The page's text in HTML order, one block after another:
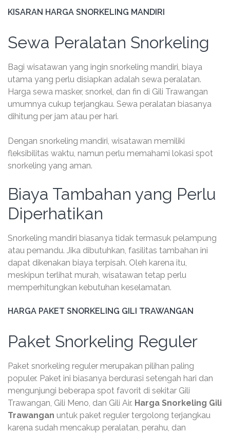
KISARAN HARGA SNORKELING MANDIRI
Sewa Peralatan Snorkeling
Bagi wisatawan yang ingin snorkeling mandiri, biaya
utama yang perlu disiapkan adalah sewa peralatan.
Harga sewa masker, snorkel, dan fin di Gili Trawangan
umumnya cukup terjangkau. Sewa peralatan biasanya
dihitung per jam atau per hari.
Dengan snorkeling mandiri, wisatawan memiliki
fleksibilitas waktu, namun perlu memahami lokasi spot
snorkeling yang aman.
Biaya Tambahan yang Perlu
Diperhatikan
Snorkeling mandiri biasanya tidak termasuk pelampung
atau pemandu. Jika dibutuhkan, fasilitas tambahan ini
dapat dikenakan biaya terpisah. Oleh karena itu,
meskipun terlihat murah, wisatawan tetap perlu
memperhitungkan kebutuhan keselamatan.
HARGA PAKET SNORKELING GILI TRAWANGAN
Paket Snorkeling Reguler
Paket snorkeling reguler merupakan pilihan paling
populer. Paket ini biasanya berdurasi setengah hari dan
mengunjungi beberapa spot favorit di sekitar Gili
Trawangan, Gili Meno, dan Gili Air. Harga Snorkeling Gili
Trawangan untuk paket reguler tergolong terjangkau
karena sudah mencakup peralatan, perahu, dan